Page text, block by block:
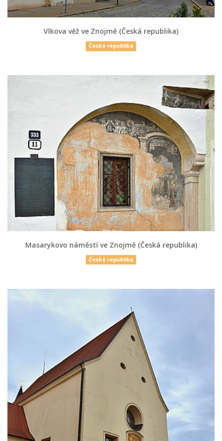
Vlkova věž ve Znojmě (Česká republika)
Česká republika
Masarykovo náměstí ve Znojmě (Česká republika)
Česká republika